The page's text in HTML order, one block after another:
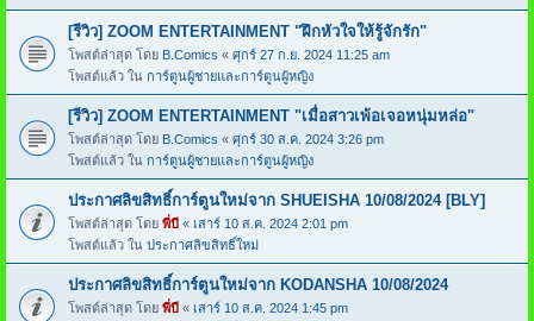
[รีวิว] ZOOM ENTERTAINMENT "ฝึกหัวใจให้รู้จักรัก"
โพสต์ล่าสุด โดย B.Comics « ศุกร์ 27 ก.ย. 2024 11:25 am
โพสต์แล้ว ใน การ์ตูนผู้ชายและการ์ตูนผู้หญิง
[รีวิว] ZOOM ENTERTAINMENT "เมื่อสาวเพ้อเจอหนุ่มหล่อ"
โพสต์ล่าสุด โดย B.Comics « ศุกร์ 30 ส.ค. 2024 3:26 pm
โพสต์แล้ว ใน การ์ตูนผู้ชายและการ์ตูนผู้หญิง
ประกาศลิขสิทธิ์การ์ตูนใหม่จาก SHUEISHA 10/08/2024 [BLY]
โพสต์ล่าสุด โดย พี่บี « เสาร์ 10 ส.ค. 2024 2:01 pm
โพสต์แล้ว ใน ประกาศลิขสิทธิ์ใหม่
ประกาศลิขสิทธิ์การ์ตูนใหม่จาก KODANSHA 10/08/2024
โพสต์ล่าสุด โดย พี่บี « เสาร์ 10 ส.ค. 2024 1:45 pm